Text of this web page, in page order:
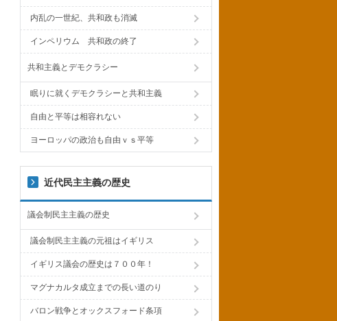
内乱の一世紀、共和政も消滅
インペリウム 共和政の終了
共和主義とデモクラシー
眠りに就くデモクラシーと共和主義
自由と平等は相容れない
ヨーロッパの政治も自由ｖｓ平等
近代民主主義の歴史
議会制民主主義の歴史
議会制民主主義の元祖はイギリス
イギリス議会の歴史は７００年！
マグナカルタ成立までの長い道のり
バロン戦争とオックスフォード条項